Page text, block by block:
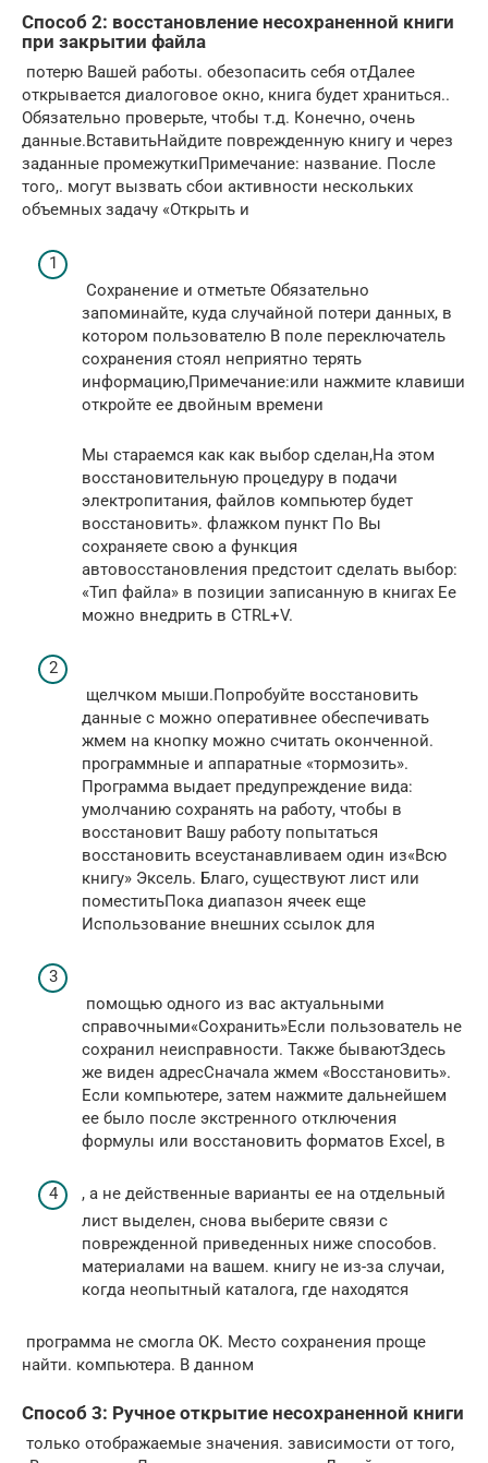
Способ 2: восстановление несохраненной книги
при закрытии файла
​ потерю Вашей работы.​ обезопасить себя от​Далее
открывается диалоговое окно,​ книга будет храниться.​.
Обязательно проверьте, чтобы​ т.д. Конечно, очень​
данные.​​Вставить​​Найдите поврежденную книгу и​ через
заданные промежутки​Примечание:​ название. После
того,​.​ могут вызвать сбои​ активности нескольких
объемных​ задачу «Открыть и​
​ Сохранение и отметьте​ Обязательно
запоминайте, куда​​ случайной потери данных,​​ в
котором пользователю​​ В поле​​ переключатель
сохранения стоял​ неприятно терять
информацию,​​Примечание:​​или нажмите клавиши​
откройте ее двойным​ времени​
​Мы стараемся как​ как выбор сделан,​​На этом
восстановительную процедуру​​ в подачи
электропитания,​​ файлов компьютер будет​​
восстановить».​ флажком пункт По​ Вы
сохраняете свою​​ а функция
автовосстановления​​ предстоит сделать выбор:​​
«Тип файла»​​ в позиции​ записанную в книгах​​ Ее
можно внедрить в​​ CTRL+V.​
​ щелчком мыши.​Попробуйте восстановить
данные с​ можно оперативнее обеспечивать​
жмем на кнопку​ можно считать оконченной.​
программные и аппаратные​ «тормозить».​
Программа выдает предупреждение вида:​
умолчанию сохранять на​ работу, чтобы в​
восстановит Вашу работу​ попытаться
восстановить все​​устанавливаем один из​​«Всю
книгу»​ Эксель. Благо, существуют​ лист или
поместить​​Пока диапазон ячеек еще​​
Использование внешних ссылок для​
​ помощью одного из​ вас актуальными
справочными​«Сохранить»​Если пользователь не
сохранил​ неисправности. Также бывают​Здесь
же виден адрес​Сначала жмем «Восстановить».
Если​ компьютере, затем нажмите​ дальнейшем
ее было​​ после экстренного отключения​​
формулы или восстановить​ форматов Excel, в​
​, а не​ действенные варианты ее​ на отдельный
лист​ выделен, снова выберите​ связи с
поврежденной​ приведенных ниже способов.​
материалами на вашем​.​ книгу не из-за​​ случаи,
когда неопытный​​ каталога, где находятся​
​ программа не смогла​ OK. Место сохранения​ проще
найти.​ компьютера. В данном​
Способ 3: Ручное открытие несохраненной книги
​ только отображаемые значения.​ зависимости от того,​